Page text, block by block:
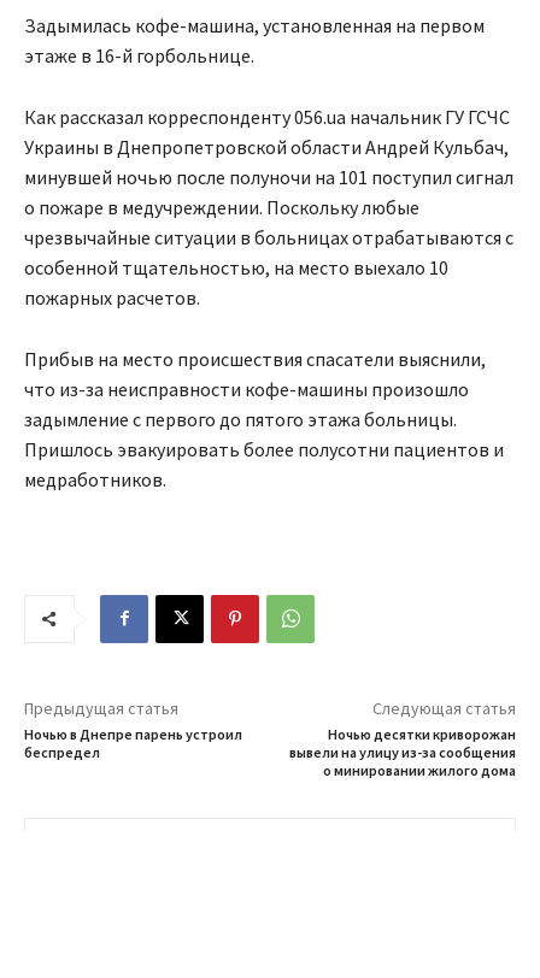
Задымилась кофе-машина, установленная на первом
этаже в 16-й горбольнице.
Как рассказал корреспонденту 056.ua начальник ГУ ГСЧС
Украины в Днепропетровской области Андрей Кульбач,
минувшей ночью после полуночи на 101 поступил сигнал
о пожаре в медучреждении. Поскольку любые
чрезвычайные ситуации в больницах отрабатываются с
особенной тщательностью, на место выехало 10
пожарных расчетов.
Прибыв на место происшествия спасатели выяснили,
что из-за неисправности кофе-машины произошло
задымление с первого до пятого этажа больницы.
Пришлось эвакуировать более полусотни пациентов и
медработников.
Предыдущая статья
Ночью в Днепре парень устроил
беспредел
Следующая статья
Ночью десятки криворожан
вывели на улицу из-за сообщения
о минировании жилого дома